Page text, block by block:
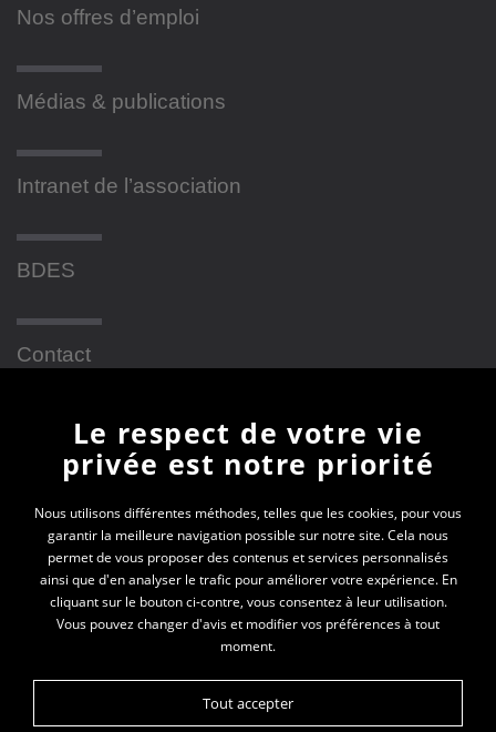
Nos offres d’emploi
Médias & publications
Intranet de l’association
BDES
Contact
Newsletter
En vous inscrivant à la newsletter, vous recevrez
toutes les actualités des PEP 69
Votre e-mail*
Le respect de votre vie
privée est notre priorité
Nous utilisons différentes méthodes, telles que les cookies, pour vous
garantir la meilleure navigation possible sur notre site. Cela nous
permet de vous proposer des contenus et services personnalisés
ainsi que d'en analyser le trafic pour améliorer votre expérience. En
cliquant sur le bouton ci-contre, vous consentez à leur utilisation.
Vous pouvez changer d'avis et modifier vos préférences à tout
moment.
Tout accepter